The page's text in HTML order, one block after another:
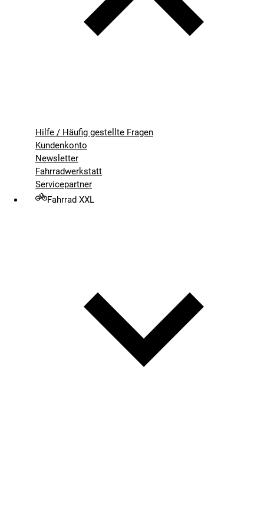
Hilfe / Häufig gestellte Fragen
Kundenkonto
Newsletter
Fahrradwerkstatt
Servicepartner
Fahrrad XXL